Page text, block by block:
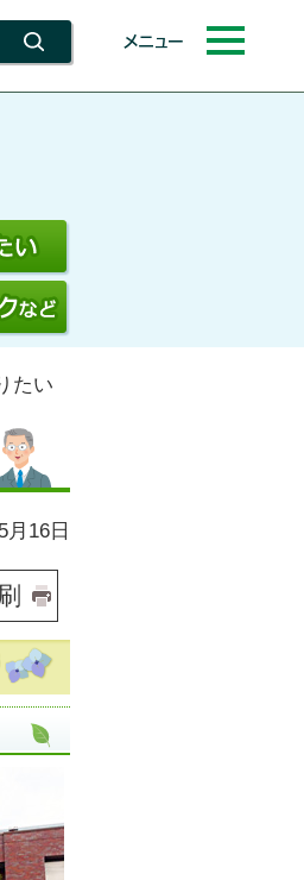
メニュー
たい
16日